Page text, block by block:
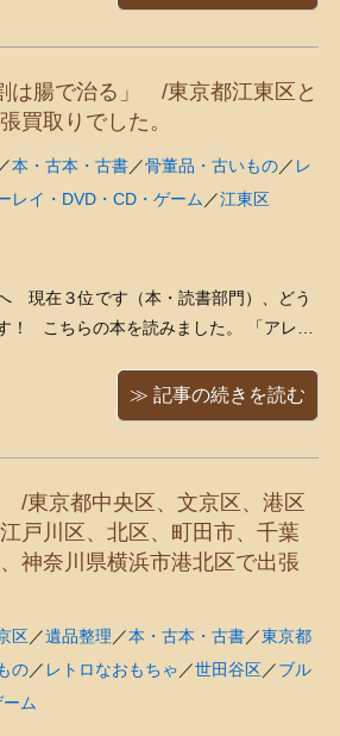
ﾛ゜)」 「テレビのチャンネルが変えら
が指さした先を ...
は腸で治る」 /東京都江東区と
買取りでした。
本・古本・古書／骨董品・古いもの／ レ
レイ・DVD・CD・ゲーム／江東区
現在３位です（本・読書部門）、どう
！ こちらの本を読みました。 「アレル
） （以下は、アマゾンの商品説明欄よ
≫ 記事の続きを読む
/東京都中央区、文京区、港区
戸川区、北区、町田市、千葉
神奈川県横浜市港北区で出張
区／遺品整理／本・古本・古書／東京都
の／ レトロなおもちゃ／世田谷区／ブル
ム